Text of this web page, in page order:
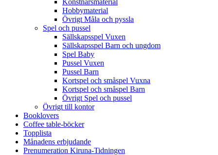
Konstnärsmaterial
Hobbymaterial
Övrigt Måla och pyssla
Spel och pussel
Sällskapsspel Vuxen
Sällskapsspel Barn och ungdom
Spel Baby
Pussel Vuxen
Pussel Barn
Kortspel och småspel Vuxna
Kortspel och småspel Barn
Övrigt Spel och pussel
Övrigt till kontor
Booklovers
Coffee table-böcker
Topplista
Månadens erbjudande
Prenumeration Kiruna-Tidningen